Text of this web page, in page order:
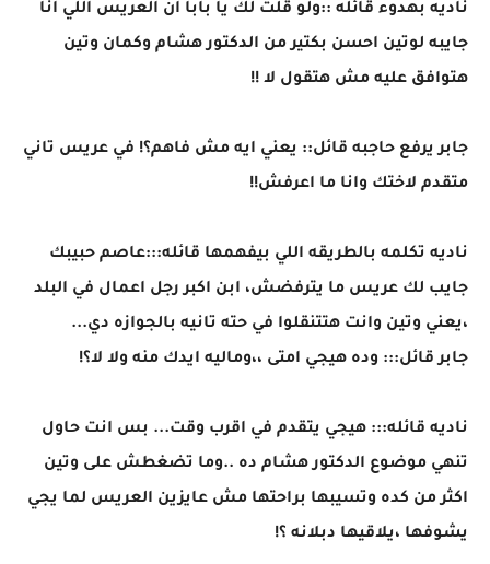
ناديه بهدوء قائله ::ولو قلت لك يا بابا ان العريس اللي انا
جايبه لوتين احسن بكتير من الدكتور هشام وكمان وتين
هتوافق عليه مش هتقول لا !!
جابر يرفع حاجبه قائل:: يعني ايه مش فاهم؟! في عريس تاني
متقدم لاختك وانا ما اعرفش!!
ناديه تكلمه بالطريقه اللي بيفهمها قائله:::عاصم حبيبك
جايب لك عريس ما يترفضش، ابن اكبر رجل اعمال في البلد
،يعني وتين وانت هتتنقلوا في حته تانيه بالجوازه دي...
جابر قائل::: وده هيجي امتى ،،وماليه ايدك منه ولا لا؟!
ناديه قائله::: هيجي يتقدم في اقرب وقت... بس انت حاول
تنهي موضوع الدكتور هشام ده ..وما تضغطش على وتين
اكثر من كده وتسيبها براحتها مش عايزين العريس لما يجي
يشوفها ،يلاقيها دبلانه ؟!